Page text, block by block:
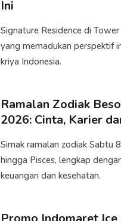
Ini
​Signature Residence di
yang memadukan perspektif
kriya Indonesia.
Ramalan Zodiak
2026: Cinta, Karier
Simak ramalan zodiak Sabtu
hingga Pisces, lengkap
keuangan dan kesehatan.